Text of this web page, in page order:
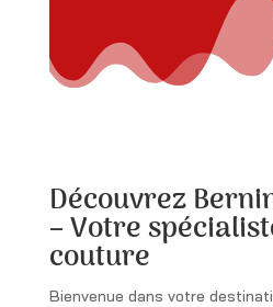
Découvrez
– Votre
couture
Bienvenue dans votre